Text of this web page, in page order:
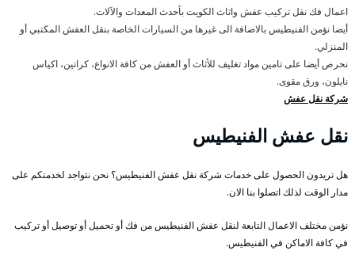
اعمال فك نقل تركيب عفش واثاث الكويت بأحدث المعدات والآلات.
أيضا نؤمن الفنيطيس بالاضافة الى غيرها من السيارات الخاصة بنقل العفش المكتبي أو
المنزلي.
نحرص أيضا على تامين مواد تغليف للأثاث أو العفش من كافة الانواع، كراتين، اكياس
نايلون، ورق مقوى.
شركة نقل عفش
نقل عفش الفنيطيس
هل تريدون الحصول على خدمات شركة نقل عفش الفنيطيس؟ نحن نتواجد لخدمتكم على
مدار الوقت لذلك اتصلوا بنا الان.
نؤمن مختلف الاعمال التابعة لنقل عفش الفنيطيس من فك أو تحميل أو توصيل أو تركيب
في كافة الاماكن في الفنيطيس.